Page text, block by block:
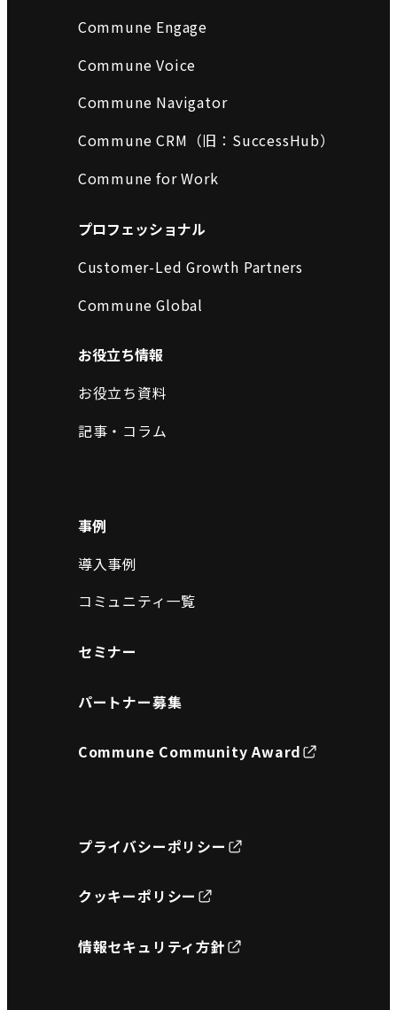
Commune Engage
Commune Voice
Commune Navigator
Commune CRM（旧：SuccessHub）
Commune for Work
プロフェッショナル
Customer-Led Growth Partners
Commune Global
お役立ち情報
お役立ち資料
記事・コラム
事例
導入事例
コミュニティ一覧
セミナー
パートナー募集
Commune Community Award
プライバシーポリシー
クッキーポリシー
情報セキュリティ方針